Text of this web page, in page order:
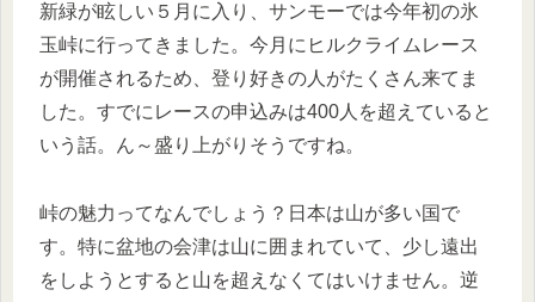
新緑が眩しい５月に入り、サンモーでは今年初の氷
玉峠に行ってきました。今月にヒルクライムレース
が開催されるため、登り好きの人がたくさん来てま
した。すでにレースの申込みは400人を超えていると
いう話。ん～盛り上がりそうですね。
峠の魅力ってなんでしょう？日本は山が多い国で
す。特に盆地の会津は山に囲まれていて、少し遠出
をしようとすると山を超えなくてはいけません。逆